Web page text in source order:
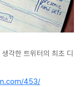
각한 트위터의 최초 디
453/